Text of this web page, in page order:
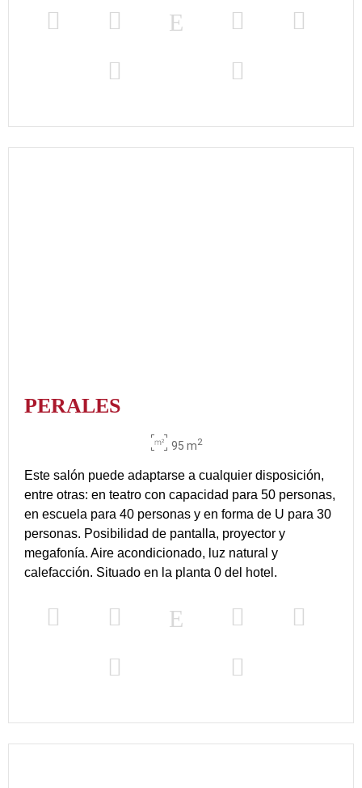
PERALES
95 m2
Este salón puede adaptarse a cualquier disposición,
entre otras: en teatro con capacidad para 50 personas,
en escuela para 40 personas y en forma de U para 30
personas. Posibilidad de pantalla, proyector y
megafonía. Aire acondicionado, luz natural y
calefacción. Situado en la planta 0 del hotel.